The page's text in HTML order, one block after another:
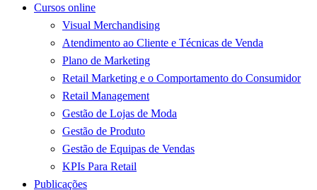
Cursos online
Visual Merchandising
Atendimento ao Cliente e Técnicas de Venda
Plano de Marketing
Retail Marketing e o Comportamento do Consumidor
Retail Management
Gestão de Lojas de Moda
Gestão de Produto
Gestão de Equipas de Vendas
KPIs Para Retail
Publicações